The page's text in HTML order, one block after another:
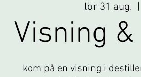
lör 31 aug.
  |
Visning
kom på en visning i